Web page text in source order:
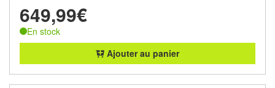
649,99€
En stock
Ajouter au panier